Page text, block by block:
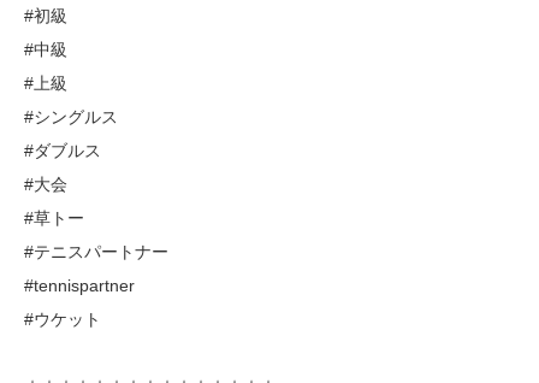
#初級
#中級
#上級
#シングルス
#ダブルス
#大会
#草トー
#テニスパートナー
#tennispartner
#ウケット